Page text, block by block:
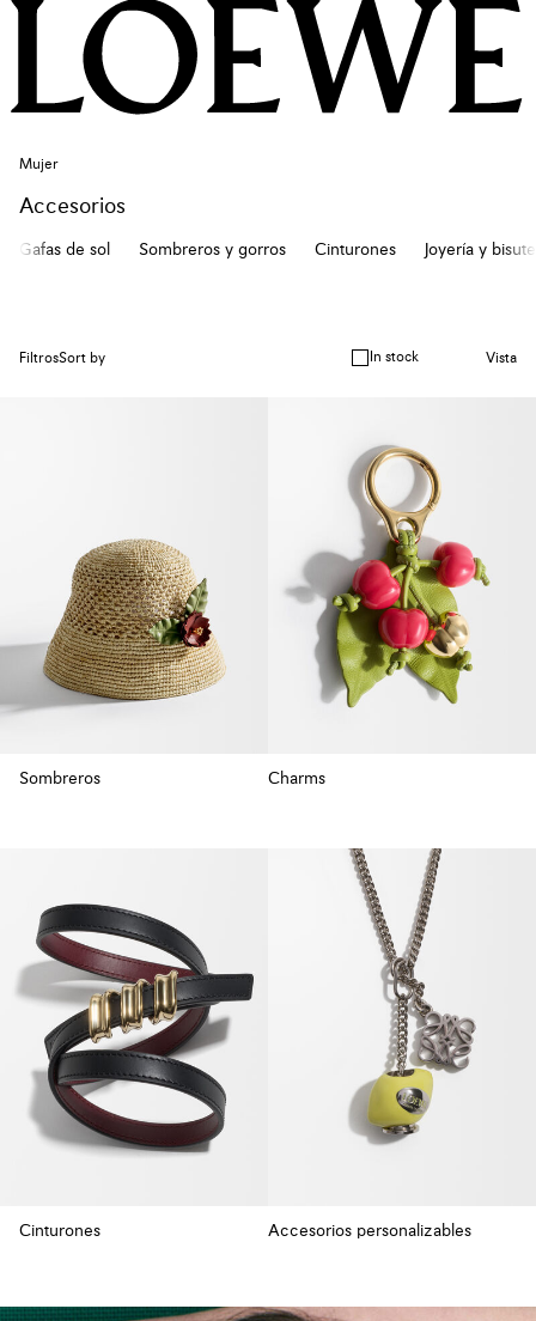
Mujer
Accesorios
Gafas de sol Sombreros y gorros Cinturones Joyería y
FiltrosSort by In stock Vista
Sombreros Charms
Cinturones Accesorios personalizables